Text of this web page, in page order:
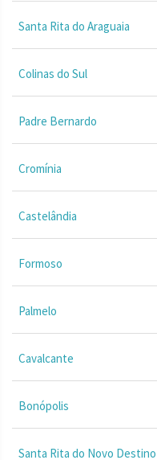
Santa Rita do Araguaia
Colinas do Sul
Padre Bernardo
Cromínia
Castelândia
Formoso
Palmelo
Cavalcante
Bonópolis
Santa Rita do Novo Destino